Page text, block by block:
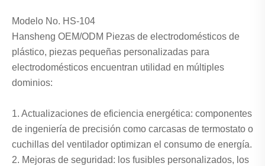
Modelo No. HS-104
Hansheng OEM/ODM Piezas de electrodomésticos de
plástico, piezas pequeñas personalizadas para
electrodomésticos encuentran utilidad en múltiples
dominios:
1. Actualizaciones de eficiencia energética: componentes
de ingeniería de precisión como carcasas de termostato o
cuchillas del ventilador optimizan el consumo de energía.
2. Mejoras de seguridad: los fusibles personalizados, los